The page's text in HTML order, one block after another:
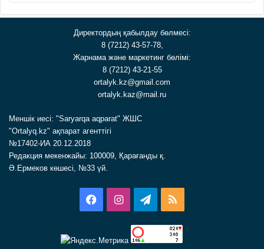
Директордың қабылдау бөлмесі:
8 (7212) 43-57-78,
Жарнама және маркетинг бөлімі:
8 (7212) 43-21-55
ortalyk.kz@gmail.com
ortalyk.kaz@mail.ru
Меншік иесі: "Saryarqa aqparat" ЖШС
"Ortalyq.kz" ақпарат агенттігі
№17402-ИА 20.12.2018
Редакция мекенжайы: 100009, Қарағанды қ.
Ә.Ермеков көшесі, №33 үй.
FacebookInstagramTelegram